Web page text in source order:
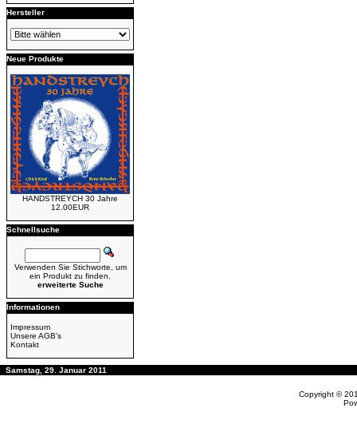
Hersteller
Neue Produkte
HANDSTREYCH 30 Jahre
12.00EUR
Schnellsuche
Verwenden Sie Stichworte, um
ein Produkt zu finden.
erweiterte Suche
Informationen
Impressum
Unsere AGB's
Kontakt
Samstag, 29. Januar 2011
Copyright ©